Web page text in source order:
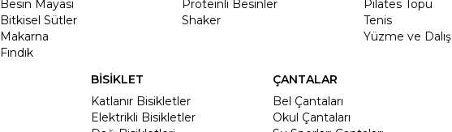
Besin Mayası
Bitkisel Sütler
Makarna
Fındık
Proteinli Besinler
Shaker
Pilates Topu
Tenis
Yüzme ve Dalış
BİSİKLET
Katlanır Bisikletler
Elektrikli Bisikletler
ÇANTALAR
Bel Çantaları
Okul Çantaları